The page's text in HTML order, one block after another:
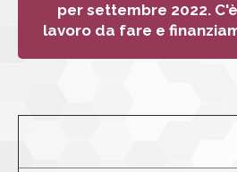
per settembre 2022.
lavoro da fare e